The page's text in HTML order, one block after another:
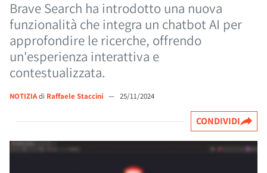
Brave Search ha introdotto una nuova
funzionalità che integra un chatbot AI per
approfondire le ricerche, offrendo
un'esperienza interattiva e
contestualizzata.
NOTIZIAdi Raffaele Staccini — 25/11/2024
CONDIVIDI